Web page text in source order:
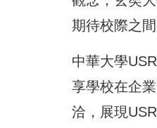
期待校際之
中華大學
享學校在企
洽，展現